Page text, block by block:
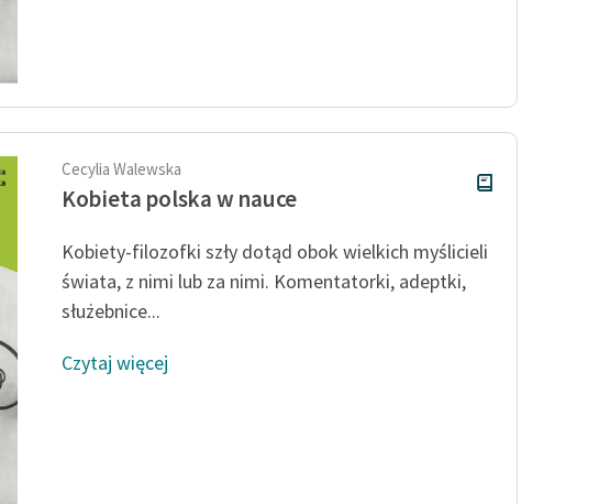
Cecylia Walewska
Kobieta polska w nauce
Kobiety-filozofki szły dotąd obok wielkich myślicieli
świata, z nimi lub za nimi. Komentatorki, adeptki,
służebnice...
Czytaj więcej